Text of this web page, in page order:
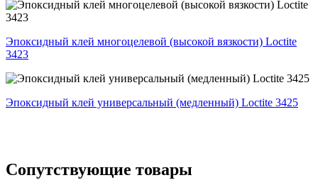
Эпоксидный клей многоцелевой (высокой вязкости) Loctite
3423
Эпоксидный клей универсальный (медленный) Loctite 3425
Сопутствующие товары